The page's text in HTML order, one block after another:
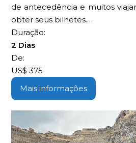
de antecedência e muitos
obter seus bilhetes.…
Duração:
2 Dias
De:
US$375
Mais informações